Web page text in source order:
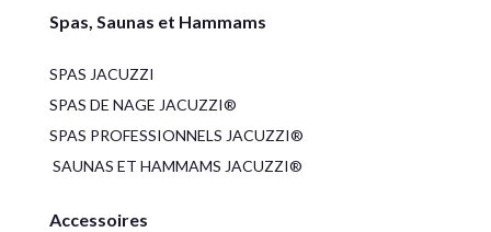
Spas, Saunas et Hammams
SPAS JACUZZI
SPAS DE NAGE JACUZZI®
SPAS PROFESSIONNELS JACUZZI®
SAUNAS ET HAMMAMS JACUZZI®
Accessoires